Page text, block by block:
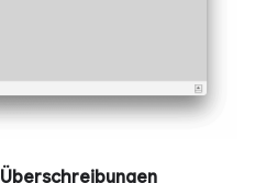
Überschreibungen